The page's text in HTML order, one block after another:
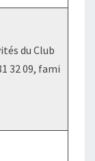
du Club
32 09, fami